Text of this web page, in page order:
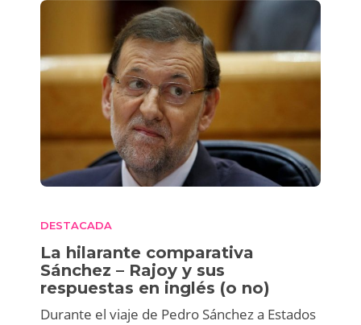
DESTACADA
La hilarante comparativa
Sánchez – Rajoy y sus
respuestas en inglés (o no)
Durante el viaje de Pedro Sánchez a Estados